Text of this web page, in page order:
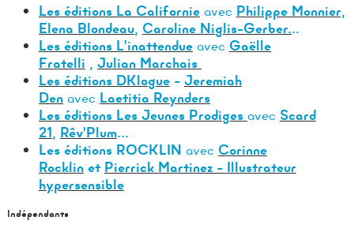
Les éditions La Californieavec Philippe Monnier,
Elena Blondeau, Caroline Niglis-Gerber...
Les éditions L’inattendueavec Gaëlle
Fratelli , Julian Marchais
Les éditions DKlogue - Jeremiah
Denavec Laetitia Reynders
Les éditions Les Jeunes Prodiges avec Scard
21, Rêv'Plum...
Les éditions ROCKLIN avec Corinne
Rocklin et Pierrick Martinez - Illustrateur
hypersensible
Indépendants